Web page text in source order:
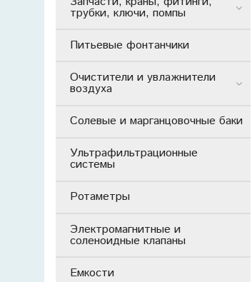
трубки, ключи, помпы
Питьевые фонтанчики
Очистители и увлажнители
воздуха
Солевые и марганцовочные баки
Ультрафильтрационные
системы
Ротаметры
Электромагнитные и
соленоидные клапаны
Емкости